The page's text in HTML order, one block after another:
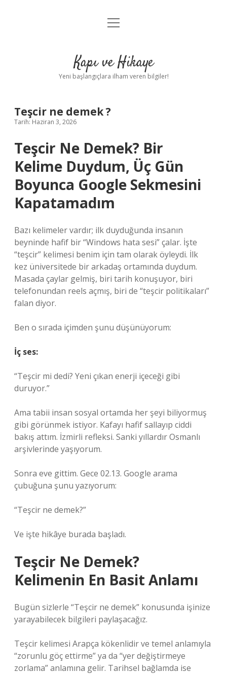
Anasayfa
Yasal Uyarı
menüyü
Kapı ve Hikaye
Yeni başlangıçlara ilham veren bilgiler!
Teşcir ne demek ?
Tarih: Haziran 3, 2026
Teşcir Ne Demek? Bir
Kelime Duydum, Üç Gün
Boyunca Google Sekmesini
Kapatamadım
Bazı kelimeler vardır; ilk duyduğunda insanın
beyninde hafif bir “Windows hata sesi” çalar. İşte
“teşcir” kelimesi benim için tam olarak öyleydi. İlk
kez üniversitede bir arkadaş ortamında duydum.
Masada çaylar gelmiş, biri tarih konuşuyor, biri
telefonundan reels açmış, biri de “teşcir politikaları”
falan diyor.
Ben o sırada içimden şunu düşünüyorum:
İç ses:
“Teşcir mi dedi? Yeni çıkan enerji içeceği gibi
duruyor.”
Ama tabii insan sosyal ortamda her şeyi biliyormuş
gibi görünmek istiyor. Kafayı hafif sallayıp ciddi
bakış attım. İzmirli refleksi. Sanki yıllardır Osmanlı
arşivlerinde yaşıyorum.
Sonra eve gittim. Gece 02.13. Google arama
çubuğuna şunu yazıyorum:
“Teşcir ne demek?”
Ve işte hikâye burada başladı.
Teşcir Ne Demek?
Kelimenin En Basit Anlamı
Bugün sizlerle “Teşcir ne demek” konusunda işinize
yarayabilecek bilgileri paylaşacağız.
Teşcir kelimesi Arapça kökenlidir ve temel anlamıyla
“zorunlu göç ettirme” ya da “yer değiştirmeye
zorlama” anlamına gelir. Tarihsel bağlamda ise